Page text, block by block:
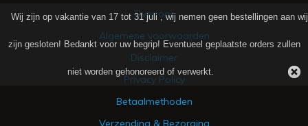
Wij zijn op vakantie van 17 tot 31 juli , wij nemen geen bestellingen aan wij
zijn gesloten! Bedankt voor uw begrip! Eventueel geplaatste orders zullen
niet worden gehonoreerd of verwerkt.
Over ons
Algemene voorwaarden
Disclaimer
Privacy Policy
Betaalmethoden
Verzending & Bezorging